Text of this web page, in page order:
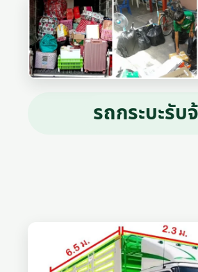
รถกระบะรับ